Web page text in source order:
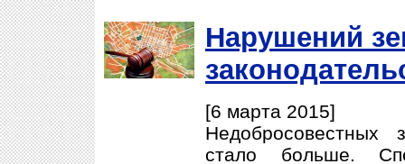
Нарушений
[6 марта 2015]
Недобросовестных
стало больше.